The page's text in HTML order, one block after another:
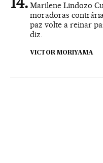
Marilene Lindozo
moradoras
paz volte a reinar
diz.
VICTOR MORIYAMA